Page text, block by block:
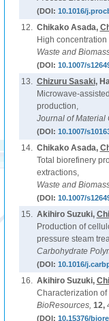
(DOI: 10.1016/
12. Chikako Asada,
High
Waste and
(DOI: 10.1007/
13. Chizuru Sasaki,
Microwave-
production,
Journal of Material
(DOI: 10.1007/
14. Chikako Asada,
Total biorefinery
extractions,
Waste and
(DOI: 10.1007/
15. Akihiro Suzuki,
Production of
pressure steam
Carbohydrate
(DOI: 10.1016/
16. Akihiro Suzuki,
Characterization
BioResources, 12,
(DOI: 10.15376/